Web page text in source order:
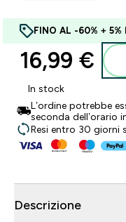
FINO AL -60% + 5%
16,99 €‎
In stock
L’ordine potrebbe
seconda dell’orario
Resi entro 30 giorni
Descrizione